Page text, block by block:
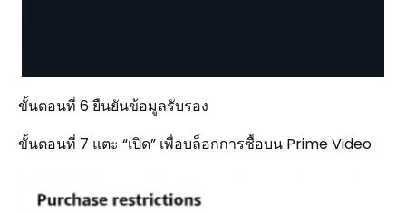
ขั้นตอนที่ 6 ยืนยันข้อมูลรับรอง
ขั้นตอนที่ 7 แตะ “เปิด” เพื่อบล็อกการซื้อบน Prime Video